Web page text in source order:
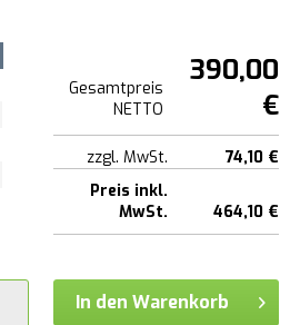
Gesamtpreis
NETTO
390,00
€
zzgl. MwSt.
74,10 €
Preis inkl.
MwSt.
464,10 €
In den Warenkorb